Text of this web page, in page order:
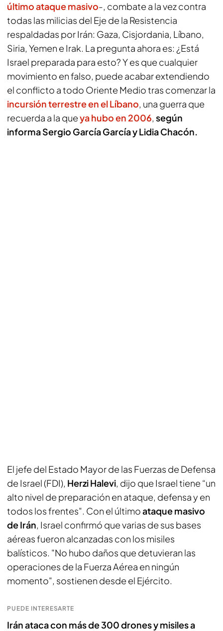
último ataque masivo-, combate a la vez contra
todas las milicias del Eje de la Resistencia
respaldadas por Irán: Gaza, Cisjordania, Líbano,
Siria, Yemen e Irak. La pregunta ahora es: ¿Está
Israel preparada para esto? Y es que cualquier
movimiento en falso, puede acabar extendiendo
el conflicto a todo Oriente Medio tras comenzar la
incursión terrestre en el Líbano, una guerra que
recuerda a la queya hubo en 2006, según
informa Sergio García García y Lidia Chacón.
El jefe del Estado Mayor de las Fuerzas de Defensa
de Israel (FDI), Herzi Halevi, dijo que Israel tiene “un
alto nivel de preparación en ataque, defensa y en
todos los frentes". Con el últimoataque masivo
de Irán, Israel confirmó que varias de sus bases
aéreas fueron alcanzadas con los misiles
balísticos. "No hubo daños que detuvieran las
operaciones de la Fuerza Aérea en ningún
momento", sostienen desde el Ejército.
PUEDE INTERESARTE
Irán ataca con más de 300 drones y misiles a